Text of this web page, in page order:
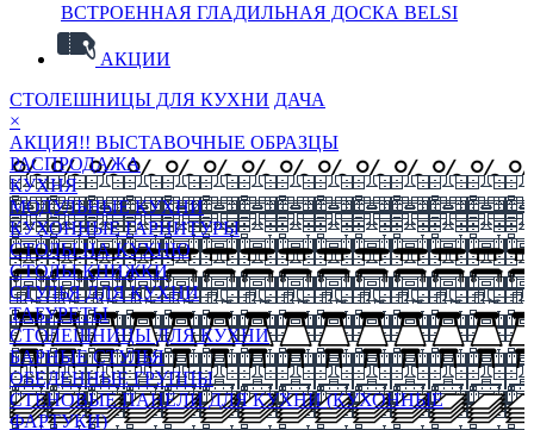
ВСТРОЕННАЯ ГЛАДИЛЬНАЯ ДОСКА BELSI
АКЦИИ
СТОЛЕШНИЦЫ ДЛЯ КУХНИ ДАЧА
×
АКЦИЯ!! ВЫСТАВОЧНЫЕ ОБРАЗЦЫ
РАСПРОДАЖА
КУХНЯ
МОДУЛЬНЫЕ КУХНИ
КУХОННЫЕ ГАРНИТУРЫ
СТОЛЫ НА КУХНЮ
СТОЛЫ КНИЖКИ
СТУЛЬЯ ДЛЯ КУХНИ
ТАБУРЕТЫ
СТОЛЕШНИЦЫ ДЛЯ КУХНИ
БАРНЫЕ СТУЛЬЯ
ОБЕДЕННЫЕ ГРУППЫ
СТЕНОВЫЕ ПАНЕЛИ ДЛЯ КУХНИ (КУХОННЫЕ
ФАРТУКИ)